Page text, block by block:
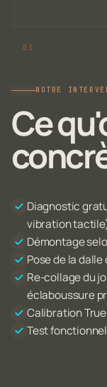
NOTRE
Ce
Diagnostic
vibration
Démontage
Pose de la
Re-collage du
éclaboussure
Calibration
Test